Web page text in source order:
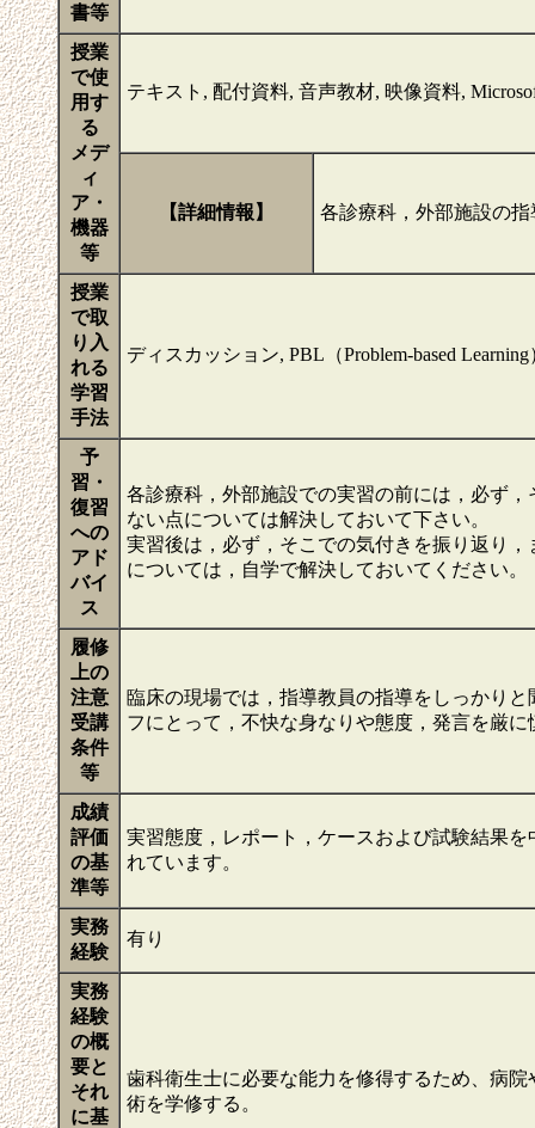
書等
授業
で使
用す
る
メデ
ィ
ア・
機器
等
テキスト, 配付資料, 音声教材, 映像資料,
【詳細情報】 各診療科，外部施設の
授業
で取
り入
れる
学習
手法
ディスカッション, PBL（Problem-based
予
習・
復習
への
アド
バイ
ス
各診療科，外部施設での実習の前には，必ず
ない点については解決しておいて下さい。
実習後は，必ず，そこでの気付きを振り返り
については，自学で解決しておいてください。
履修
上の
注意
受講
条件
等
臨床の現場では，指導教員の指導をしっかり
フにとって，不快な身なりや態度，発言を厳
成績
評価
の基
準等
実習態度，レポート，ケースおよび試験結果
れています。
実務
経験
有り
実務
経験
の概
要と
それ
に基
歯科衛生士に必要な能力を修得するため、病
術を学修する。